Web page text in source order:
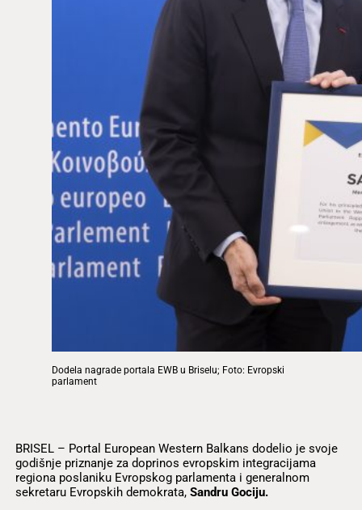
Dodela nagrade portala EWB u Briselu; Foto: Evropski
parlament
BRISEL – Portal European Western Balkans dodelio je svoje
godišnje priznanje za doprinos evropskim integracijama
regiona poslaniku Evropskog parlamenta i generalnom
sekretaru Evropskih demokrata, Sandru Gociju.